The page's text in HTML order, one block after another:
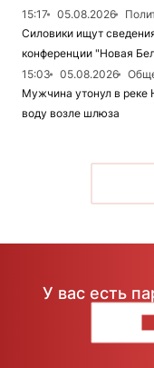
15:17
05.08.2026
Силовики ищут
конференции "Новая
15:03
05.08.2026
Мужчина утонул в реке
воду возле шлюза
У вас есть